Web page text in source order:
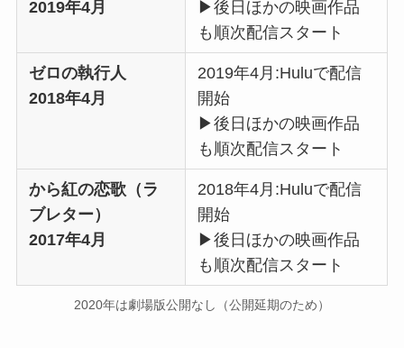
2019年4月
▶︎後日ほかの映画作品
も順次配信スタート
ゼロの執行人
2018年4月
2019年4月:Huluで配信
開始
▶︎後日ほかの映画作品
も順次配信スタート
から紅の恋歌（ラ
ブレター）
2017年4月
2018年4月:Huluで配信
開始
▶︎後日ほかの映画作品
も順次配信スタート
2020年は劇場版公開なし（公開延期のため）